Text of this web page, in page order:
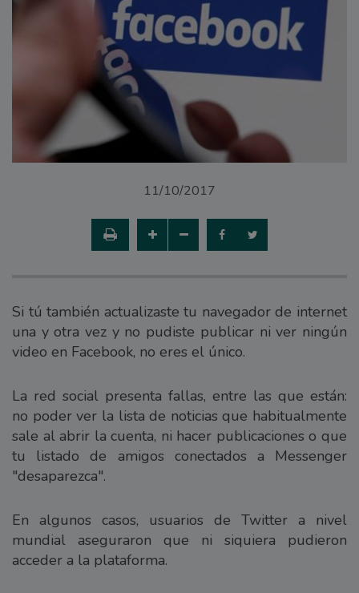
11/10/2017
Si tú también actualizaste tu navegador de internet
una y otra vez y no pudiste publicar ni ver ningún
video en Facebook, no eres el único.
La red social presenta fallas, entre las que están:
no poder ver la lista de noticias que habitualmente
sale al abrir la cuenta, ni hacer publicaciones o que
tu listado de amigos conectados a Messenger
"desaparezca".
En algunos casos, usuarios de Twitter a nivel
mundial aseguraron que ni siquiera pudieron
acceder a la plataforma.